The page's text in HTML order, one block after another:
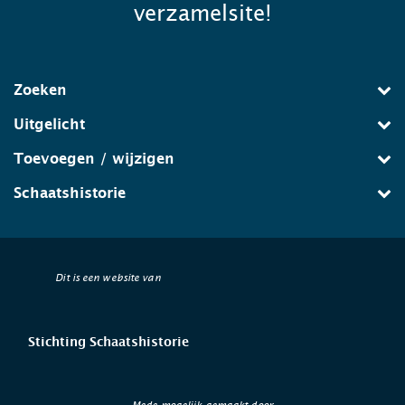
verzamelsite!
Zoeken
Uitgelicht
Toevoegen / wijzigen
Schaatshistorie
Dit is een website van
Stichting Schaatshistorie